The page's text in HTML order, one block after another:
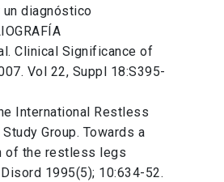
diagnóstico
Clinical Significance of
Vol 22, Suppl 18:S395-
International Restless
Group. Towards a
of the restless legs
1995(5); 10:634-52.